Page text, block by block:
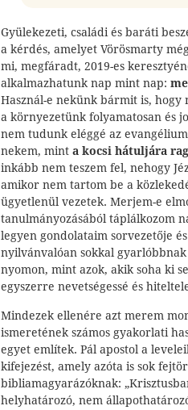
Gyülekezeti, családi és baráti
a kérdés, amelyet Vörösmarty
mi, megfáradt, 2019-es
alkalmazhatunk nap mint nap:
Használ-e nekünk bármit is,
a környezetünk folyamatosan és
nem tudunk eléggé az
nekem, mint a kocsi hátuljára
inkább nem teszem fel, nehogy
amikor nem tartom be a
ügyetlenül vezetek. Merjem-e
tanulmányozásából táplálkozom
legyen gondolataim sorvezetője
nyilvánvalóan sokkal
nyomon, mint azok, akik soha ki
egyszerre nevetségessé és
Mindezek ellenére azt merem
ismeretének számos gyakorlati
egyet említek. Pál apostol a
kifejezést, amely azóta is sok
bibliamagyarázóknak:
helyhatározó, nem